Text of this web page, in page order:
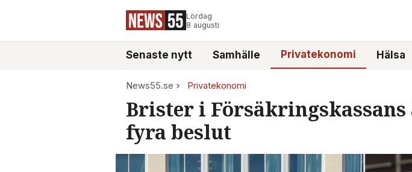
Lördag
8 augusti
Senaste nytt Samhälle Privatekonomi Hälsa
News55.se Privatekonomi
Brister i
fyra beslut